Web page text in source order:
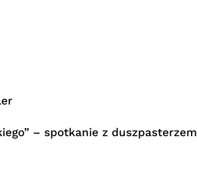
– spotkanie z duszpasterzem